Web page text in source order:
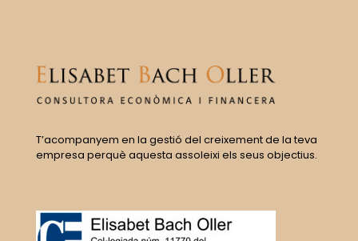
T’acompanyem en la gestió del creixement de la teva
empresa perquè aquesta assoleixi els seus objectius.